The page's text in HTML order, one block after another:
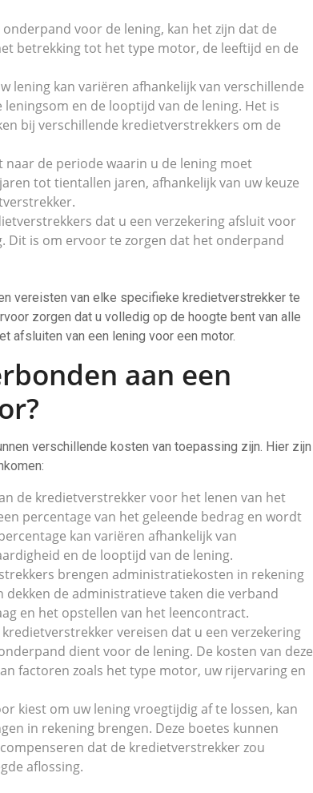
voor de lening, kan het zijn dat de
betrekking tot het type motor, de leeftijd en de
lening kan variëren afhankelijk van verschillende
en de looptijd van de lening. Het is
bij verschillende kredietverstrekkers om de
de periode waarin u de lening moet
tot tientallen jaren, afhankelijk van uw keuze
dat u een verzekering afsluit voor
Dit is om ervoor te zorgen dat het onderpand
vereisten van elke specifieke kredietverstrekker te
zorgen dat u volledig op de hoogte bent van alle
afsluiten van een lening voor een motor.
aan een
verschillende kosten van toepassing zijn. Hier zijn
de kredietverstrekker voor het lenen van het
percentage van het geleende bedrag en wordt
kan variëren afhankelijk van
en de looptijd van de lening.
brengen administratiekosten in rekening
dekken de administratieve taken die verband
en het opstellen van het leencontract.
vereisen dat u een verzekering
dient voor de lening. De kosten van deze
factoren zoals het type motor, uw rijervaring en
kiest om uw lening vroegtijdig af te lossen, kan
in rekening brengen. Deze boetes kunnen
dat de kredietverstrekker zou
aflossing.